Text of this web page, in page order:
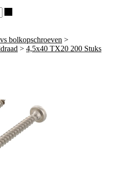
bolkopschroeven >
> 4,5x40 TX20 200 Stuks